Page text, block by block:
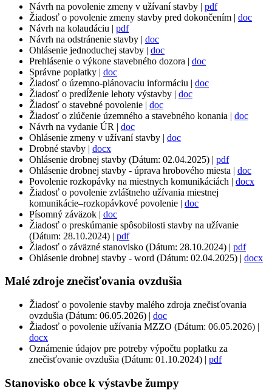
Návrh na povolenie zmeny v užívaní stavby | pdf
Žiadosť o povolenie zmeny stavby pred dokončením | doc
Návrh na kolaudáciu | pdf
Návrh na odstránenie stavby | doc
Ohlásenie jednoduchej stavby | doc
Prehlásenie o výkone stavebného dozora | doc
Správne poplatky | doc
Žiadosť o územno-plánovaciu informáciu | doc
Žiadosť o predĺženie lehoty výstavby | doc
Žiadosť o stavebné povolenie | doc
Žiadosť o zlúčenie územného a stavebného konania | doc
Návrh na vydanie ÚR | doc
Ohlásenie zmeny v užívaní stavby | doc
Drobné stavby | docx
Ohlásenie drobnej stavby (Dátum: 02.04.2025) | pdf
Ohlásenie drobnej stavby - úprava hrobového miesta | doc
Povolenie rozkopávky na miestnych komunikáciách | docx
Žiadosť o povolenie zvláštneho užívania miestnej
komunikácie–rozkopávkové povolenie | doc
Písomný záväzok | doc
Žiadosť o preskúmanie spôsobilosti stavby na užívanie
(Dátum: 28.10.2024) | pdf
Žiadosť o záväzné stanovisko (Dátum: 28.10.2024) | pdf
Ohlásenie drobnej stavby - word (Dátum: 02.04.2025) | docx
Malé zdroje znečisťovania ovzdušia
Žiadosť o povolenie stavby malého zdroja znečisťovania
ovzdušia (Dátum: 06.05.2026) | doc
Žiadosť o povolenie užívania MZZO (Dátum: 06.05.2026) |
docx
Oznámenie údajov pre potreby výpočtu poplatku za
znečisťovanie ovzdušia (Dátum: 01.10.2024) | pdf
Stanovisko obce k výstavbe žumpy